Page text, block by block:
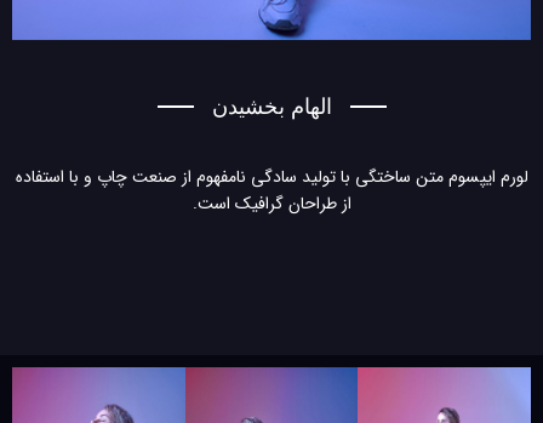
الهام بخشیدن
لورم ایپسوم متن ساختگی با تولید سادگی نامفهوم از صنعت چاپ و با استفاده
از طراحان گرافیک است.